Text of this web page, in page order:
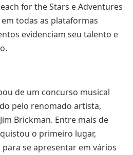
for the Stars e Adventures
todas as plataformas
evidenciam seu talento e
de um concurso musical
pelo renomado artista,
Brickman. Entre mais de
o primeiro lugar,
se apresentar em vários